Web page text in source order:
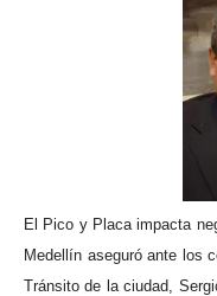
El Pico y Placa impacta
Medellín aseguró ante los
Tránsito de la ciudad,